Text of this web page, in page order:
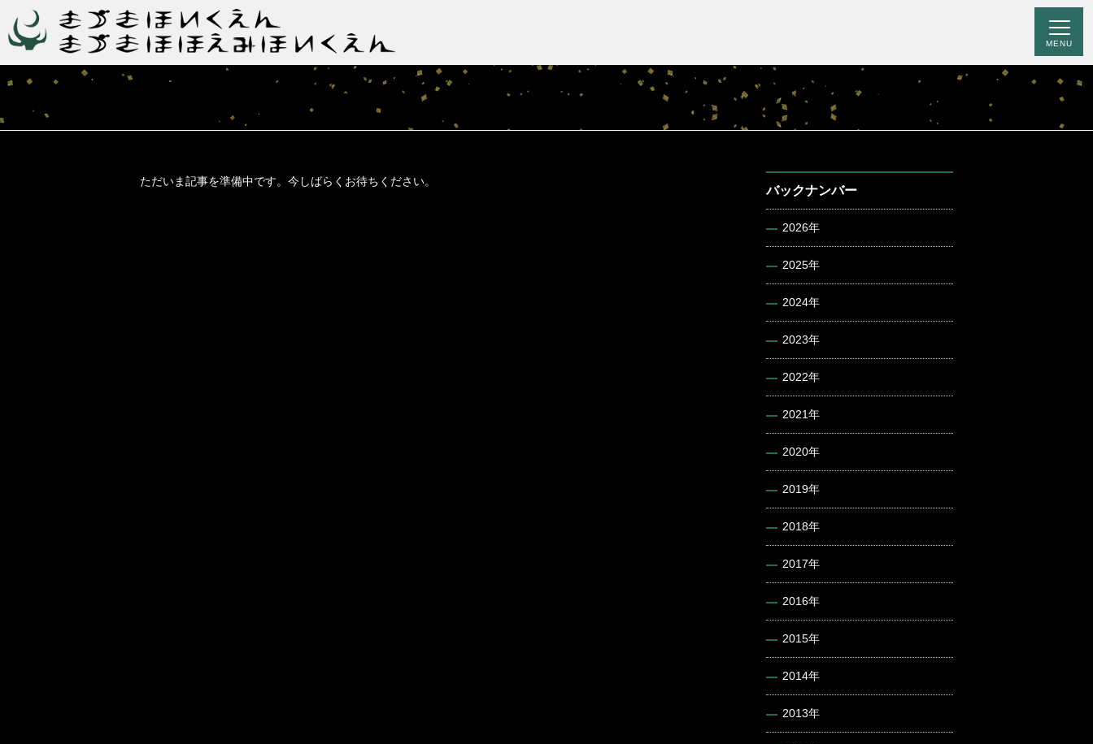
MENU
ただいま記事を準備中です。今しばらくお待ちください。
バックナンバー
2026年
2025年
2024年
2023年
2022年
2021年
2020年
2019年
2018年
2017年
2016年
2015年
2014年
2013年